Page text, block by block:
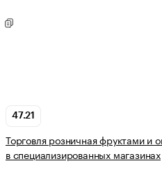
47.21
Торговля розничная фруктами и
в специализированных магазинах